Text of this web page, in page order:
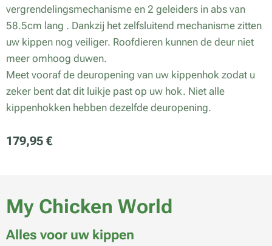
vergrendelingsmechanisme en 2 geleiders in abs van
58.5cm lang . Dankzij het zelfsluitend mechanisme zitten
uw kippen nog veiliger. Roofdieren kunnen de deur niet
meer omhoog duwen.
Meet vooraf de deuropening van uw kippenhok zodat u
zeker bent dat dit luikje past op uw hok. Niet alle
kippenhokken hebben dezelfde deuropening.
179,95 €
My Chicken World
Alles voor uw kippen